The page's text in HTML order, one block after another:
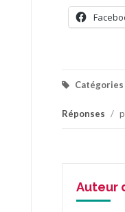
Catégories
Réponses /
Auteur